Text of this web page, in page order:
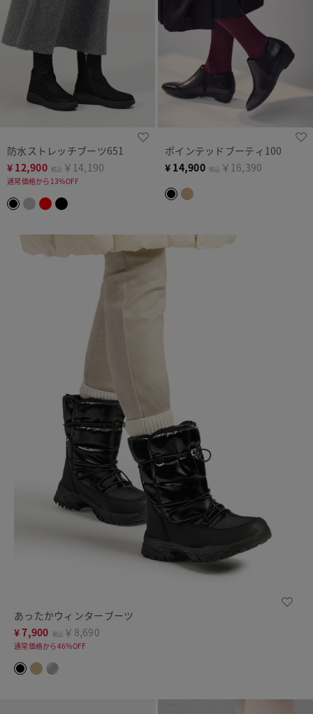
防水ストレッチブーツ651
¥ 12,900 税込 ￥14,190
通常価格から13%OFF
ポインテッドブーティ100
¥ 14,900 税込 ￥16,390
あったかウィンターブーツ
¥7,900 税込 ￥8,690
通常価格から46%OFF